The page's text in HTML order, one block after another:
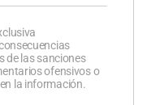
de las sanciones
ofensivos o
la información.